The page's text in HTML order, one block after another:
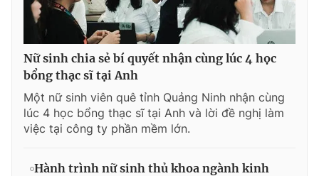
Nữ sinh chia sẻ bí quyết nhận cùng lúc 4 học
bổng thạc sĩ tại Anh
Một nữ sinh viên quê tỉnh Quảng Ninh nhận cùng
lúc 4 học bổng thạc sĩ tại Anh và lời đề nghị làm
việc tại công ty phần mềm lớn.
Hành trình nữ sinh thủ khoa ngành kinh